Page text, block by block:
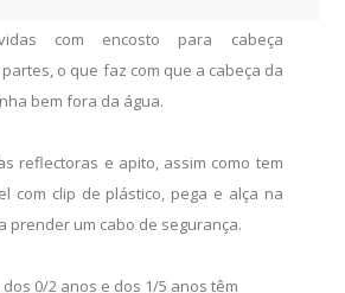
com encosto para cabeça
o que faz com que a cabeça da
bem fora da água.
reflectoras e apito, assim como tem
com clip de plástico, pega e alça na
prender um cabo de segurança.
dos 0/2 anos e dos 1/5 anos têm